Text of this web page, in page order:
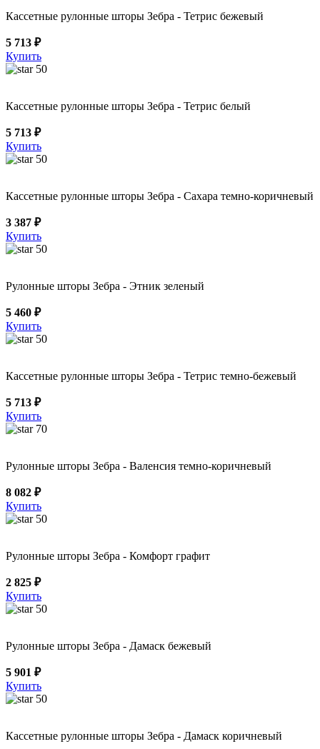
Кассетные рулонные шторы Зебра - Тетрис бежевый
5 713 ₽
Купить
50
Кассетные рулонные шторы Зебра - Тетрис белый
5 713 ₽
Купить
50
Кассетные рулонные шторы Зебра - Сахара темно-коричневый
3 387 ₽
Купить
50
Рулонные шторы Зебра - Этник зеленый
5 460 ₽
Купить
50
Кассетные рулонные шторы Зебра - Тетрис темно-бежевый
5 713 ₽
Купить
70
Рулонные шторы Зебра - Валенсия темно-коричневый
8 082 ₽
Купить
50
Рулонные шторы Зебра - Комфорт графит
2 825 ₽
Купить
50
Рулонные шторы Зебра - Дамаск бежевый
5 901 ₽
Купить
50
Кассетные рулонные шторы Зебра - Дамаск коричневый